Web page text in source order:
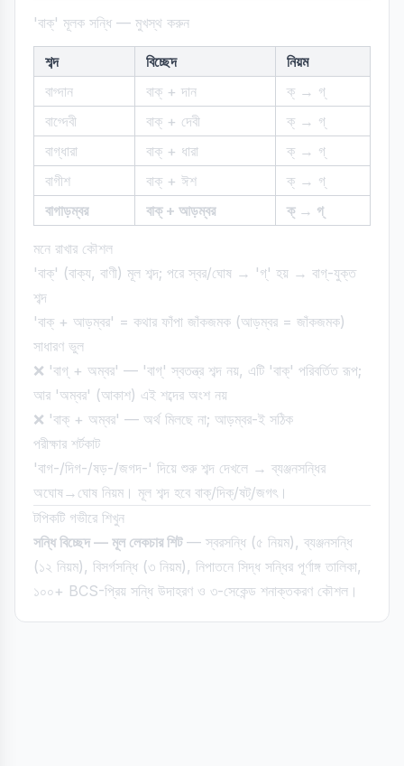
'বাক্' মূলক সন্ধি — মুখস্থ করুন
শব্দ বিচ্ছেদ
নিয়ম
বাগ্দান
বাক্ + দান
ক্ → গ্
বাগ্দেবী
বাক্ + দেবী
ক্ → গ্
বাগ্ধারা
বাক্ + ধারা
ক্ → গ্
বাগীশ
বাক্ + ঈশ
ক্ → গ্
বাগাড়ম্বর
বাক্ + আড়ম্বর ক্ → গ্
মনে রাখার কৌশল
'বাক্' (বাক্য, বাণী) মূল শব্দ; পরে স্বর/ঘোষ → 'গ্' হয় → বাগ্-যুক্ত
শব্দ
'বাক্ + আড়ম্বর' = কথার ফাঁপা জাঁকজমক (আড়ম্বর = জাঁকজমক)
সাধারণ ভুল
❌ 'বাগ্ + অম্বর' — 'বাগ্' স্বতন্ত্র শব্দ নয়, এটি 'বাক্' পরিবর্তিত রূপ;
আর 'অম্বর' (আকাশ) এই শব্দের অংশ নয়
❌ 'বাক্ + অম্বর' — অর্থ মিলছে না; আড়ম্বর-ই সঠিক
পরীক্ষার শর্টকাট
'বাগ-/দিগ-/ষড়-/জগদ-' দিয়ে শুরু শব্দ দেখলে → ব্যঞ্জনসন্ধির
অঘোষ→ঘোষ নিয়ম। মূল শব্দ হবে বাক্/দিক্/ষট্/জগৎ।
টপিকটি গভীরে শিখুন
সন্ধি বিচ্ছেদ — মূল লেকচার শিট— স্বরসন্ধি (৫ নিয়ম), ব্যঞ্জনসন্ধি
(১২ নিয়ম), বিসর্গসন্ধি (৩ নিয়ম), নিপাতনে সিদ্ধ সন্ধির পূর্ণাঙ্গ তালিকা,
১০০+ BCS-প্রিয় সন্ধি উদাহরণ ও ৩-সেকেন্ড শনাক্তকরণ কৌশল।